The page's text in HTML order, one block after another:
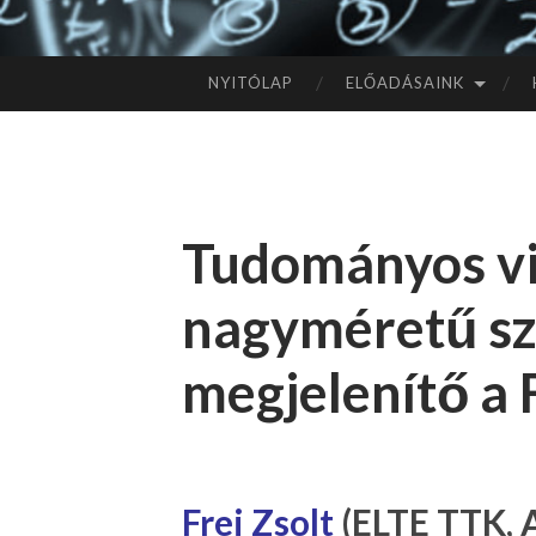
A
NYITÓLAP ELŐADÁSAINK
Tudományos
nagyméretű
megjelenítő a
Frei Zsolt (ELTE